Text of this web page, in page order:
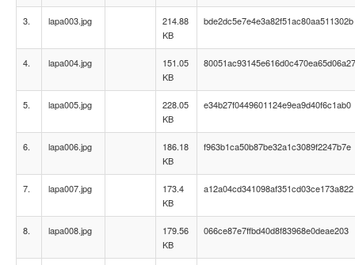
3. lapa003.jpg
214.88
KB
bde2dc5e7e4e3a82f51ac80aa511302b
4. lapa004.jpg
151.05
KB
80051ac93145e616d0c470ea65d06a27
5. lapa005.jpg
228.05
KB
e34b27f0449601124e9ea9d40f6c1ab0
6. lapa006.jpg
186.18
KB
f963b1ca50b87be32a1c3089f2247b7e
7. lapa007.jpg
173.4
KB
a12a04cd341098af351cd03ce173a822
8. lapa008.jpg
179.56
KB
066ce87e7ffbd40d8f83968e0deae203